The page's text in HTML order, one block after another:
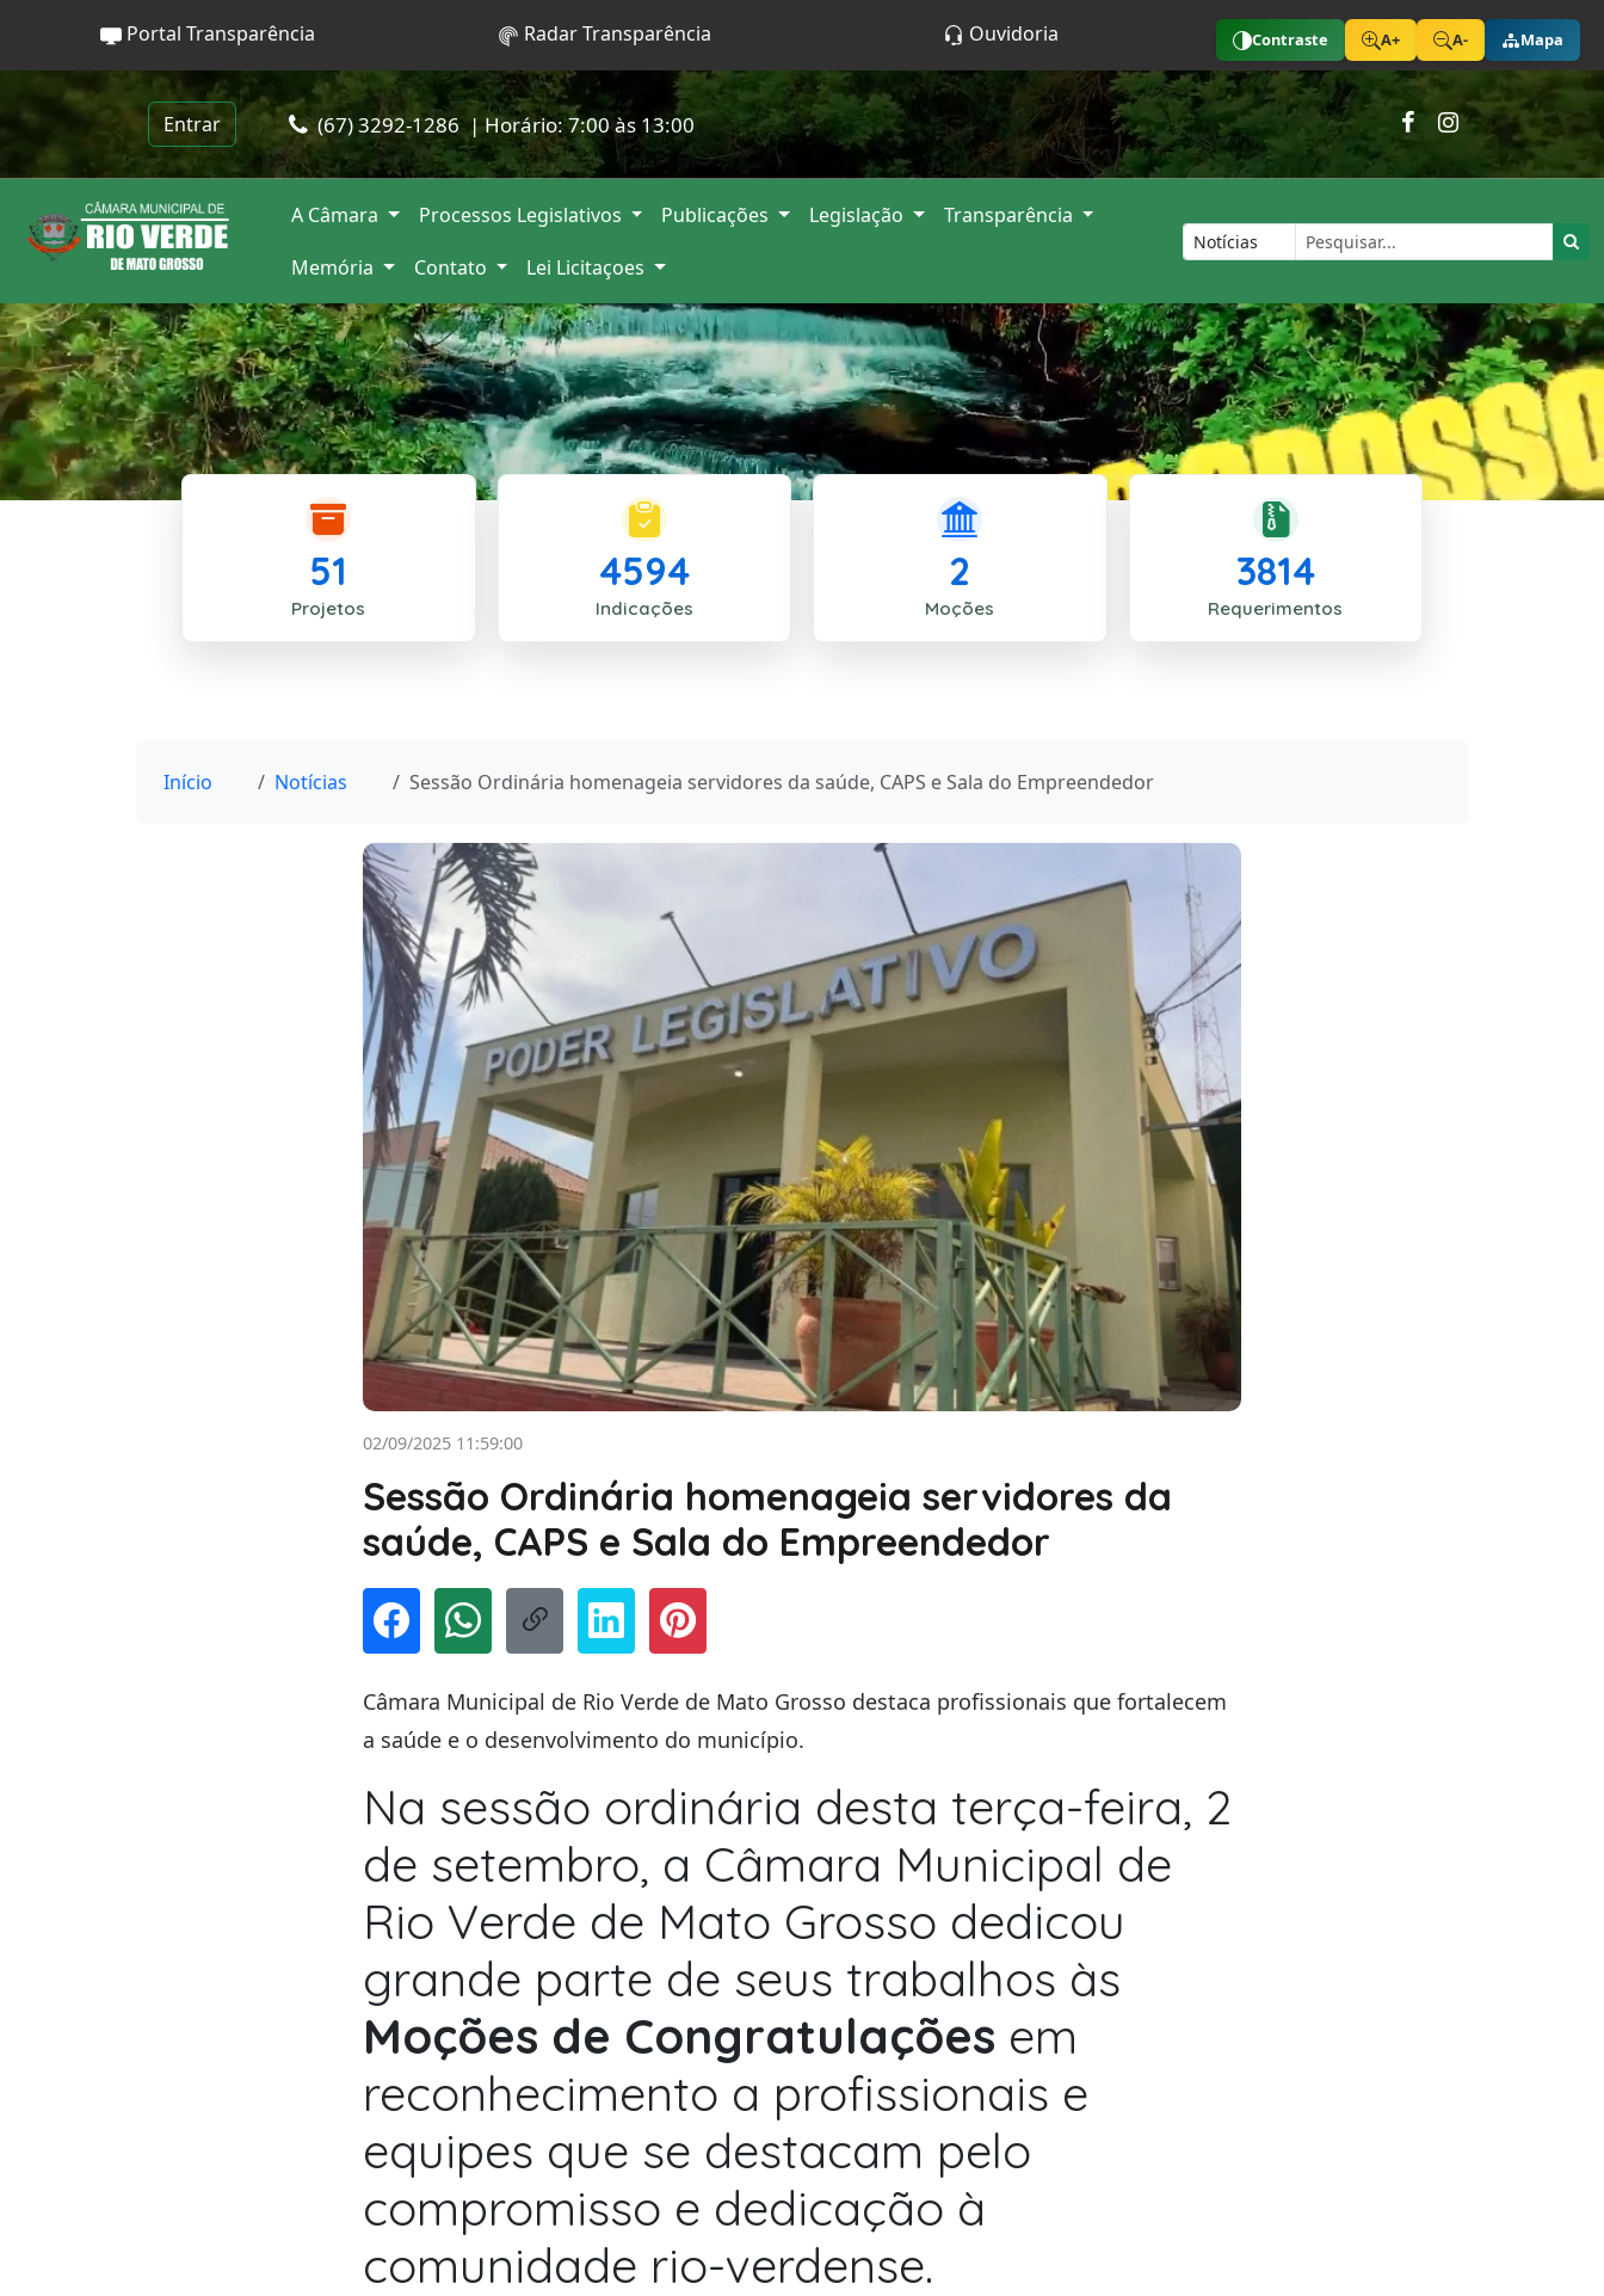
Portal Transparência Radar Transparência Ouvidoria Contraste A+ A- Mapa
Entrar (67) 3292-1286 | Horário: 7:00 às 13:00
A Câmara Processos Legislativos Publicações Legislação
Transparência
Memória
Contato Lei Licitaçoes
51
Projetos
4594
Indicações
2
Moções
3814
Requerimentos
Início Notícias Sessão Ordinária homenageia servidores da saúde, CAPS e Sala do Empreendedor
02/09/2025 11:59:00
Sessão Ordinária homenageia servidores da
saúde, CAPS e Sala do Empreendedor
Câmara Municipal de Rio Verde de Mato Grosso destaca profissionais que fortalecem
a saúde e o desenvolvimento do município.
Na sessão ordinária desta terça-feira, 2
de setembro, a Câmara Municipal de
Rio Verde de Mato Grosso dedicou
grande parte de seus trabalhos às
Moções de Congratulações em
reconhecimento a profissionais e
equipes que se destacam pelo
compromisso e dedicação à
comunidade rio-verdense.